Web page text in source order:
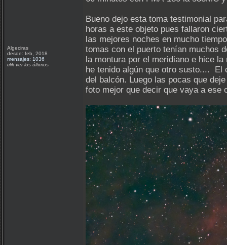
Algeciras
desde: feb, 2018
mensajes: 1036
clik ver los últimos
Bueno dejo esta toma testimonial
horas a este objeto pues fallaron
las mejores noches en mucho
tomas con el puerto tenían muchos
la montura por el meridiano e hice
he tenido algún que otro susto.... El
del balcón. Luego las pocas que
foto mejor que decir que vaya a ese